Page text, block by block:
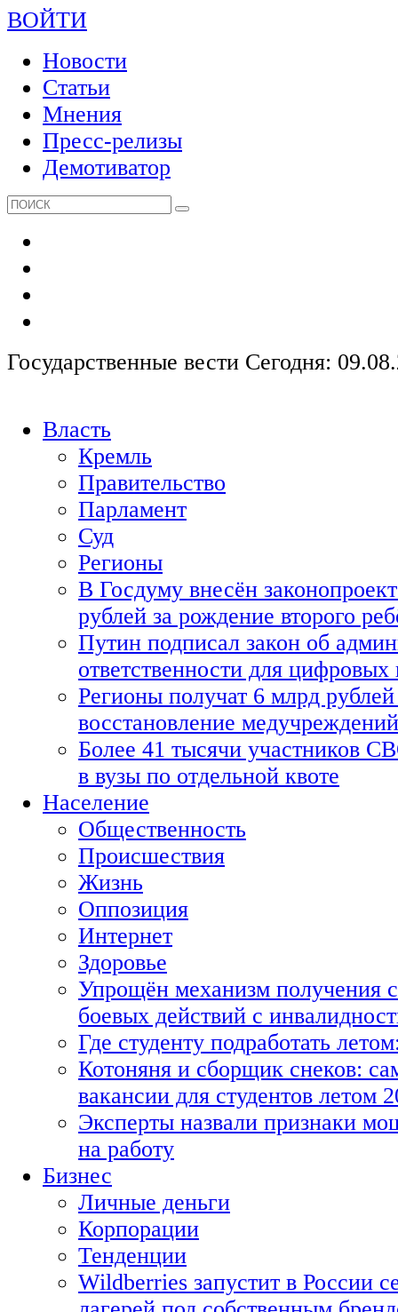
ВОЙТИ
Новости
Статьи
Мнения
Пресс-релизы
Демотиватор
Государственные вести Сегодня:
Власть
Кремль
Правительство
Парламент
Суд
Регионы
В Госдуму внесён
рублей за рождение второго
Путин подписал закон об
ответственности для
Регионы получат 6 млрд рублей
восстановление медучреждений
Более 41 тысячи участников
в вузы по отдельной квоте
Население
Общественность
Происшествия
Жизнь
Оппозиция
Интернет
Здоровье
Упрощён механизм получения
боевых действий с
Где студенту подработать
Котоняня и сборщик снеков:
вакансии для студентов летом
Эксперты назвали признаки
на работу
Бизнес
Личные деньги
Корпорации
Тенденции
Wildberries запустит в России